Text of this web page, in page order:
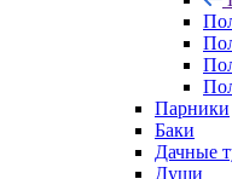
Парники
Баки
Дачные
Души